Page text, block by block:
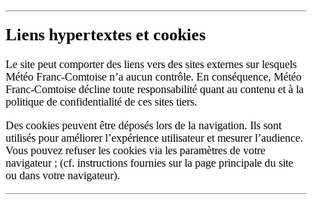
Liens hypertextes et cookies
Le site peut comporter des liens vers des sites externes sur lesquels
Météo Franc-Comtoise n’a aucun contrôle. En conséquence, Météo
Franc-Comtoise décline toute responsabilité quant au contenu et à la
politique de confidentialité de ces sites tiers.
Des cookies peuvent être déposés lors de la navigation. Ils sont
utilisés pour améliorer l’expérience utilisateur et mesurer l’audience.
Vous pouvez refuser les cookies via les paramètres de votre
navigateur ; (cf. instructions fournies sur la page principale du site
ou dans votre navigateur).